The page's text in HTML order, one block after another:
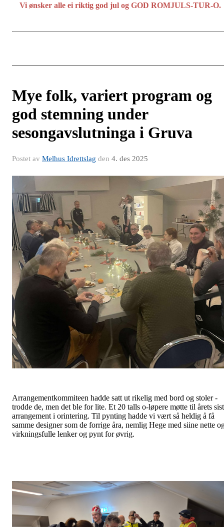
Vi ønsker alle ei riktig god jul og GOD ROMJULS-TUR-O.
Mye folk, variert program og
god stemning under
sesongavslutninga i Gruva
Postet av Melhus Idrettslag den 4. des 2025
Arrangementkommiteen hadde satt ut rikelig med bord og stoler -
trodde de, men det ble for lite. Et 20 talls o-løpere møtte til årets
arrangement i orintering. Til pynting hadde vi vært så heldig å få
samme designer som de forrige åra, nemlig Hege med siine nette
virkningsfulle lenker og pynt for øvrig.